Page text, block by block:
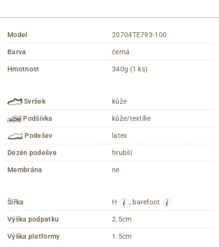
Model 20704TE793-100
Barva černá
Hmotnost 340g (1 ks)
Svršek kůže
Podšívka kůže/textílie
Podešev latex
Dezén podešve hrubší
Membrána ne
Šířka H i , barefoot i
Výška podpatku 2.5cm
Výška platformy 1.5cm